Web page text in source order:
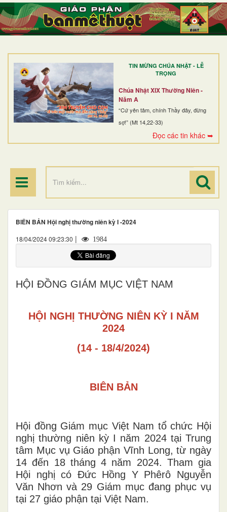
TIN MỪNG CHÚA NHẬT - LỄ
TRỌNG
Chúa Nhật XIX Thường Niên -
Năm A
“Cứ yên tâm, chính Thầy đây, đừng
sợ!” (Mt 14,22-33)
Đọc các tin khác ➥
TRANG NHẤT
GIỚI THIỆU
DÒNG TU
BAN MỤC VỤ
ĐOÀN THỂ CG
BIÊN BẢN Hội nghị thường niên kỳ I -2024
18/04/2024 09:23:30 | 1984
HỘI ĐỒNG GIÁM MỤC VIỆT NAM
HỘI NGHỊ THƯỜNG NIÊN KỲ I NĂM
2024
(14 - 18/4/2024)
BIÊN BẢN
Hội đồng Giám mục Việt Nam tổ chức Hội
nghị thường niên kỳ I năm 2024 tại Trung
tâm Mục vụ Giáo phận Vĩnh Long, từ ngày
14 đến 18 tháng 4 năm 2024. Tham gia
Hội nghị có Đức Hồng Y Phêrô Nguyễn
Văn Nhơn và 29 Giám mục đang phục vụ
tại 27 giáo phận tại Việt Nam.